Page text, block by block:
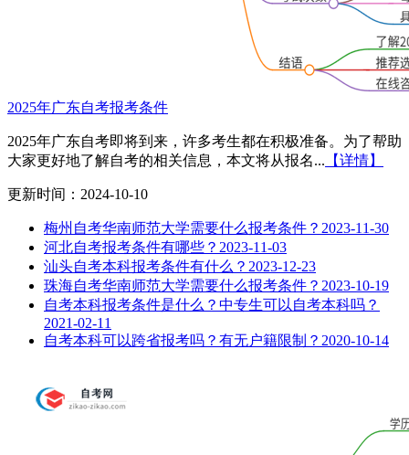
2025年广东自考报考条件
2025年广东自考即将到来，许多考生都在积极准备。为了帮助
大家更好地了解自考的相关信息，本文将从报名... 【详情】
更新时间：2024-10-10
梅州自考华南师范大学需要什么报考条件？ 2023-11-30
河北自考报考条件有哪些？ 2023-11-03
汕头自考本科报考条件有什么？ 2023-12-23
珠海自考华南师范大学需要什么报考条件？ 2023-10-19
自考本科报考条件是什么？中专生可以自考本科吗？
2021-02-11
自考本科可以跨省报考吗？有无户籍限制？ 2020-10-14